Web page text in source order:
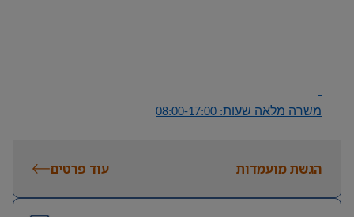
משרה מלאה שעות: 08:00-17:00
הגשת מועמדות עוד פרטים